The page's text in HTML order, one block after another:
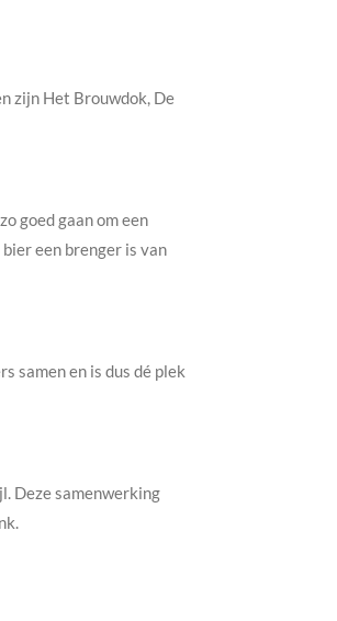
zijn Het Brouwdok, De
goed gaan om een
een brenger is van
samen en is dus dé plek
Deze samenwerking